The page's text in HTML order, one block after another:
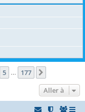
5 177
Aller à